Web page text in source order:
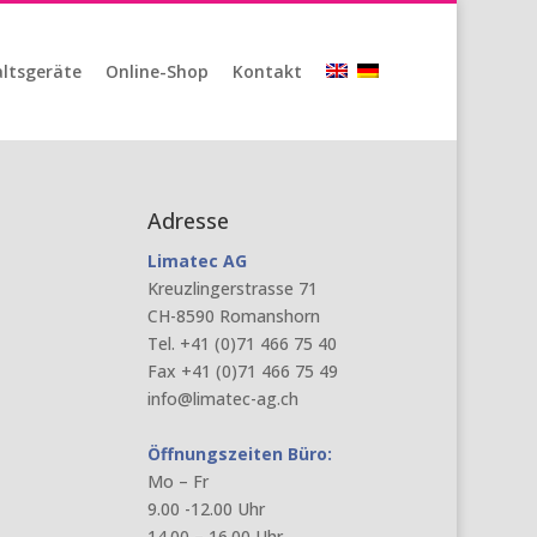
Online-Shop Kontakt
Adresse
Limatec AG
Kreuzlingerstrasse 71
CH-8590 Romanshorn
Tel. +41 (0)71 466 75 40
Fax +41 (0)71 466 75 49
info@limatec-ag.ch
Öffnungszeiten Büro:
Mo – Fr
9.00 -12.00 Uhr